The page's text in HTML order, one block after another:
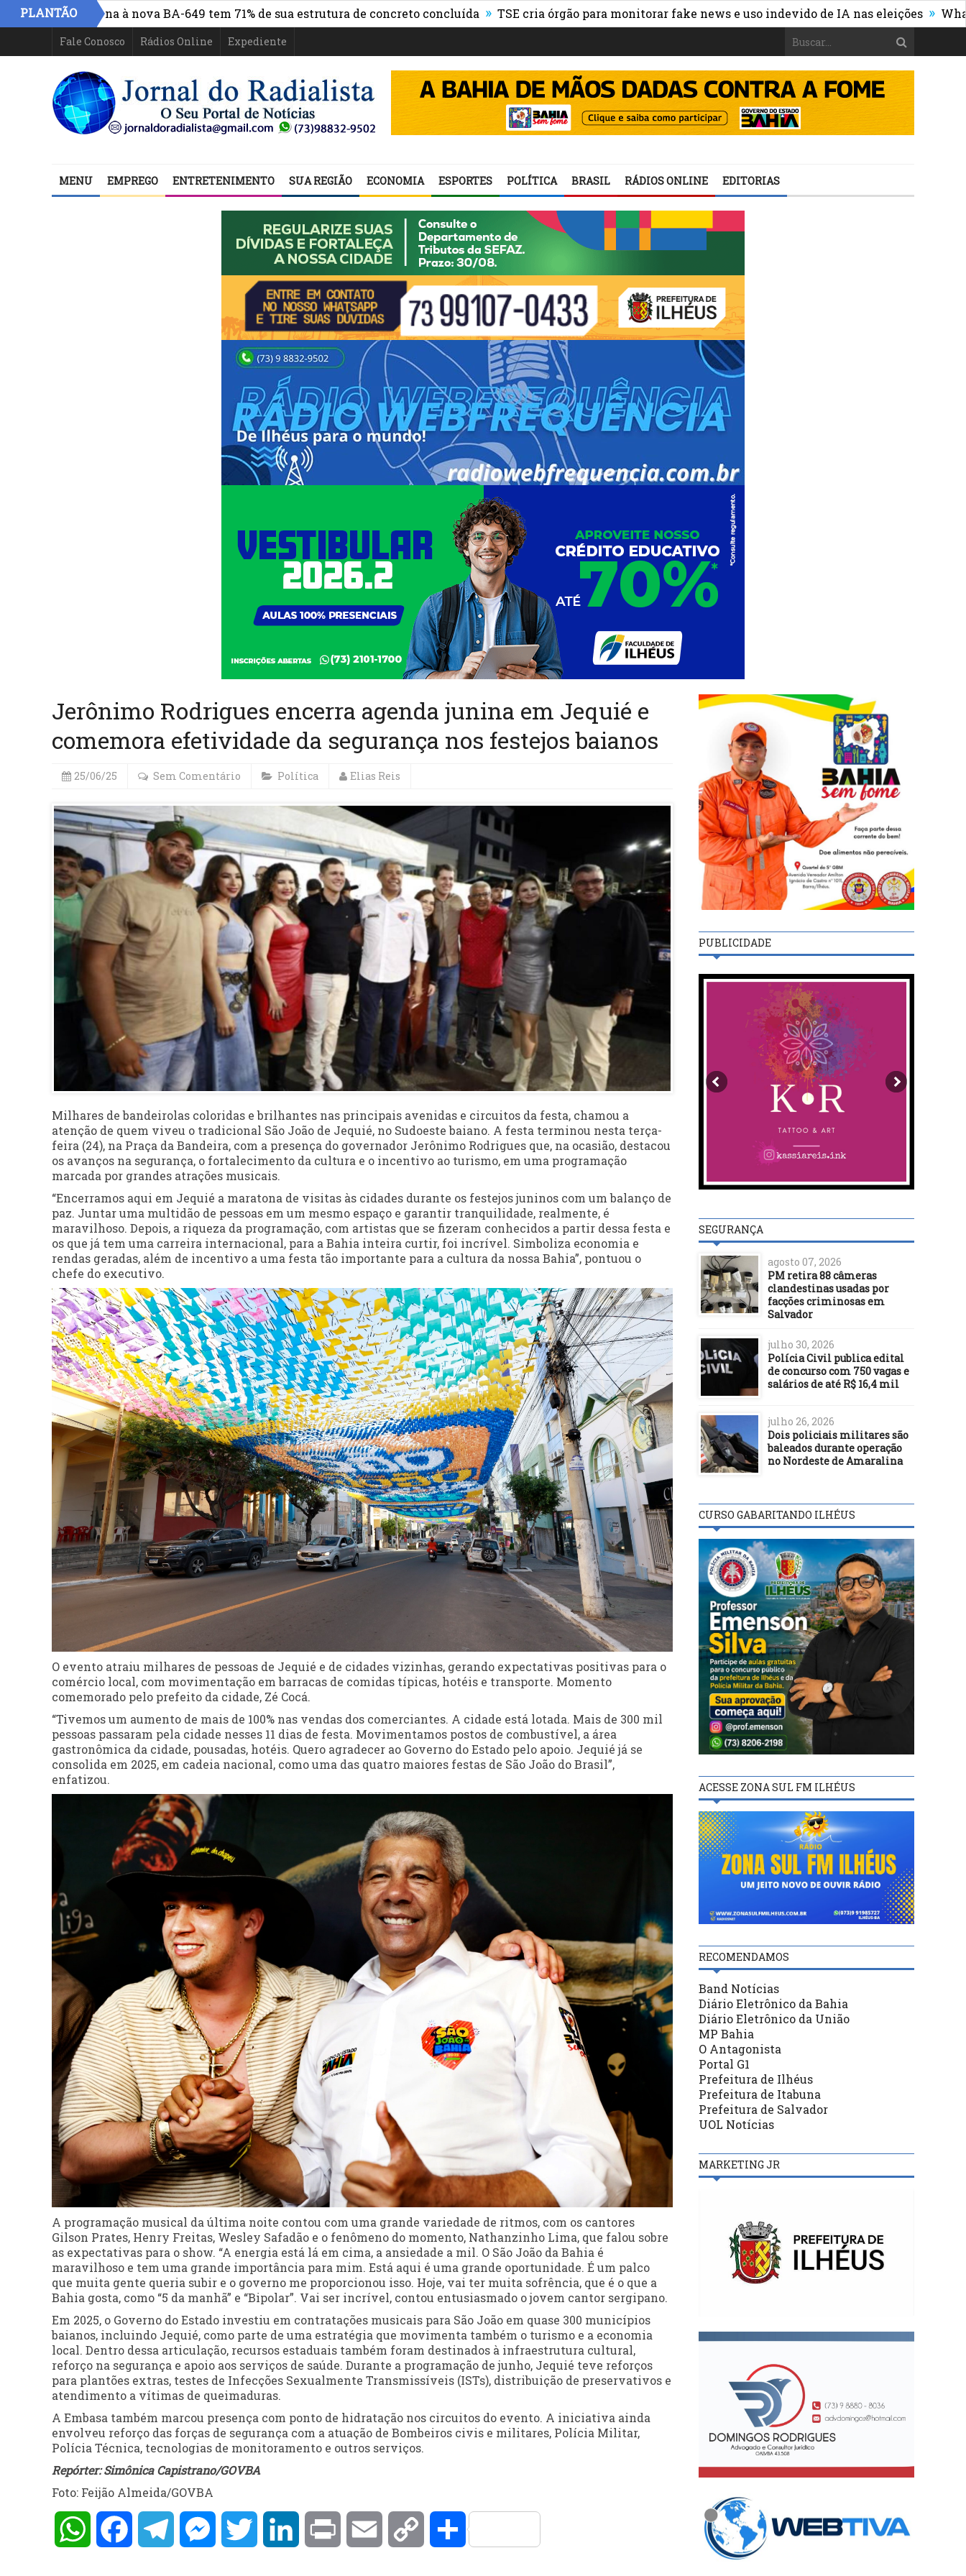
PLANTÃO
Itabuna à nova BA-649 tem 71% de sua estrutura de concreto concluída » TSE cria órgão para monitorar fake news e uso indevido de IA nas eleições » WhatsApp
Fale Conosco Rádios Online Expediente
MENU EMPREGO ENTRETENIMENTO SUA REGIÃO ECONOMIA ESPORTES POLÍTICA BRASIL RÁDIOS ONLINE EDITORIAS
Jerônimo Rodrigues encerra agenda junina em Jequié e
comemora efetividade da segurança nos festejos baianos
25/06/25 Sem Comentário Política Elias Reis
Milhares de bandeirolas coloridas e brilhantes nas principais avenidas e circuitos da festa, chamou a
atenção de quem viveu o tradicional São João de Jequié, no Sudoeste baiano. A festa terminou nesta terça-
feira (24), na Praça da Bandeira, com a presença do governador Jerônimo Rodrigues que, na ocasião, destacou
os avanços na segurança, o fortalecimento da cultura e o incentivo ao turismo, em uma programação
marcada por grandes atrações musicais.
“Encerramos aqui em Jequié a maratona de visitas às cidades durante os festejos juninos com um balanço de
paz. Juntar uma multidão de pessoas em um mesmo espaço e garantir tranquilidade, realmente, é
maravilhoso. Depois, a riqueza da programação, com artistas que se fizeram conhecidos a partir dessa festa e
os que já tem uma carreira internacional, para a Bahia inteira curtir, foi incrível. Simboliza economia e
rendas geradas, além de incentivo a uma festa tão importante para a cultura da nossa Bahia”, pontuou o
chefe do executivo.
O evento atraiu milhares de pessoas de Jequié e de cidades vizinhas, gerando expectativas positivas para o
comércio local, com movimentação em barracas de comidas típicas, hotéis e transporte. Momento
comemorado pelo prefeito da cidade, Zé Cocá.
“Tivemos um aumento de mais de 100% nas vendas dos comerciantes. A cidade está lotada. Mais de 300 mil
pessoas passaram pela cidade nesses 11 dias de festa. Movimentamos postos de combustível, a área
gastronômica da cidade, pousadas, hotéis. Quero agradecer ao Governo do Estado pelo apoio. Jequié já se
consolida em 2025, em cadeia nacional, como uma das quatro maiores festas de São João do Brasil”,
enfatizou.
A programação musical da última noite contou com uma grande variedade de ritmos, com os cantores
Gilson Prates, Henry Freitas, Wesley Safadão e o fenômeno do momento, Nathanzinho Lima, que falou sobre
as expectativas para o show. “A energia está lá em cima, a ansiedade a mil. O São João da Bahia é
maravilhoso e tem uma grande importância para mim. Está aqui é uma grande oportunidade. É um palco
que muita gente queria subir e o governo me proporcionou isso. Hoje, vai ter muita sofrência, que é o que a
Bahia gosta, como “5 da manhã” e “Bipolar”. Vai ser incrível, contou entusiasmado o jovem cantor sergipano.
Em 2025, o Governo do Estado investiu em contratações musicais para São João em quase 300 municípios
baianos, incluindo Jequié, como parte de uma estratégia que movimenta também o turismo e a economia
local. Dentro dessa articulação, recursos estaduais também foram destinados à infraestrutura cultural,
reforço na segurança e apoio aos serviços de saúde. Durante a programação de junho, Jequié teve reforços
para plantões extras, testes de Infecções Sexualmente Transmissíveis (ISTs), distribuição de preservativos e
atendimento a vítimas de queimaduras.
A Embasa também marcou presença com ponto de hidratação nos circuitos do evento. A iniciativa ainda
envolveu reforço das forças de segurança com a atuação de Bombeiros civis e militares, Polícia Militar,
Polícia Técnica, tecnologias de monitoramento e outros serviços.
Repórter: Simônica Capistrano/GOVBA
Foto: Feijão Almeida/GOVBA
WhatsAppFacebookTelegramMessengerTwitter LinkedInPrint Email Copy Compartilhar
PUBLICIDADE
SEGURANÇA
agosto 07, 2026
PM retira 88 câmeras
clandestinas usadas por
facções criminosas em
Salvador
julho 30, 2026
Polícia Civil publica edital
de concurso com 750 vagas e
salários de até R$ 16,4 mil
julho 26, 2026
Dois policiais militares são
baleados durante operação
no Nordeste de Amaralina
CURSO GABARITANDO ILHÉUS
ACESSE ZONA SUL FM ILHÉUS
RECOMENDAMOS
Band Notícias
Diário Eletrônico da Bahia
Diário Eletrônico da União
MP Bahia
O Antagonista
Portal G1
Prefeitura de Ilhéus
Prefeitura de Itabuna
Prefeitura de Salvador
UOL Notícias
MARKETING JR